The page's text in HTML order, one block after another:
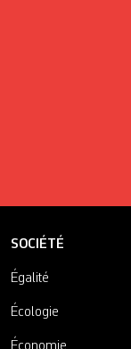
SOCIÉTÉ
Égalité
Écologie